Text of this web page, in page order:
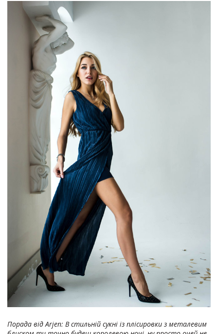
Порада від Arjen: В стильній сукні із плісировки з металевим